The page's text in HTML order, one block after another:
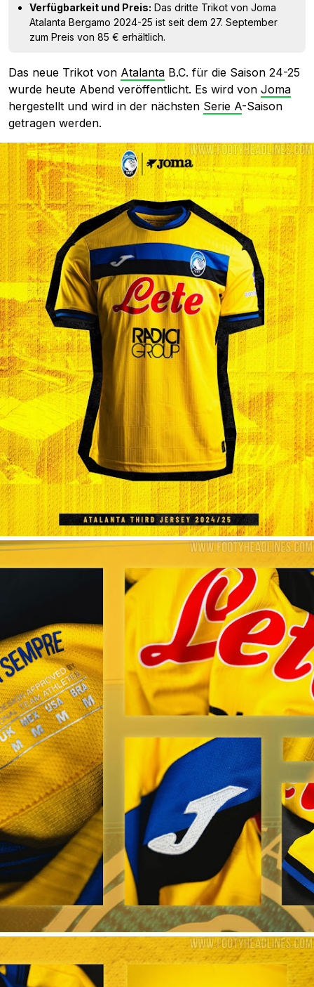
Verfügbarkeit und Preis: Das dritte Trikot von Joma
Atalanta Bergamo 2024-25 ist seit dem 27. September
zum Preis von 85 € erhältlich.
Das neue Trikot von Atalanta B.C. für die Saison 24-25
wurde heute Abend veröffentlicht. Es wird von Joma
hergestellt und wird in der nächsten Serie A-Saison
getragen werden.